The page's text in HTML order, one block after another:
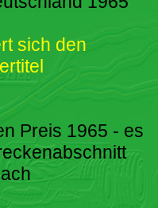
sich den
Preis 1965 - es